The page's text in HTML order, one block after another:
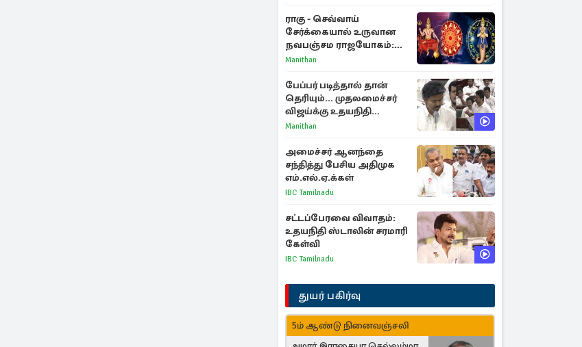
ராகு - செவ்வாய்
சேர்க்கையால் உருவான
நவபஞ்சம ராஜயோகம்:
அதிர்ஷ்டம் பெறும் 3
Manithan
பேப்பர் படித்தால் தான்
தெரியும்... முதலமைச்சர்
விஜய்க்கு உதயநிதி
ஸ்டாலின் பதிலடி
Manithan
அமைச்சர் ஆனந்தை
சந்தித்து பேசிய அதிமுக
எம்.எல்.ஏ.க்கள்
IBC Tamilnadu
சட்டப்பேரவை விவாதம்:
உதயநிதி ஸ்டாலின் சரமாரி
கேள்வி
IBC Tamilnadu
துயர் பகிர்வு
5ம் ஆண்டு நினைவஞ்சலி